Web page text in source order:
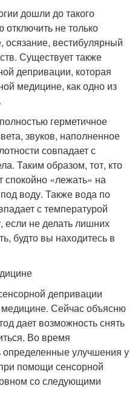
дошли до такого
не только
осязание, вестибулярный
Существует также
депривации, которая
медицине, как одно из
герметичное
звуков, наполненное
совпадает с
Таким образом, тот, кто
спокойно «лежать» на
воду. Также вода по
с температурой
если не делать лишних
будто вы находитесь в
депривации
медицине. Сейчас объясню
дает возможность снять
Во время
улучшения у
помощи сенсорной
со следующими